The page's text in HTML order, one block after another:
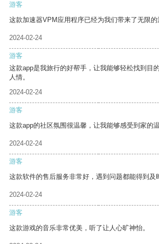
游客
这款加速器VPM应用程序已经为我们带来了无限的
2024-02-24
游客
这款app是我旅行的好帮手，让我能够轻松找到目
人情。
2024-02-24
游客
这款app的社区氛围很温馨，让我能够感受到家的温
2024-02-24
游客
这款软件的售后服务非常好，遇到问题都能得到及
2024-02-24
游客
这款游戏的音乐非常优美，听了让人心旷神怡。